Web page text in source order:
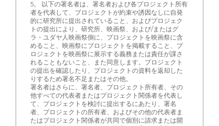
5。 以下の署名者は、署名者および各プロジェクト所有
者を代表して、プロジェクトが約束や誘因なしに自発
的に研究所に提出されていること、およびプロジェク
トの提出により、研究所、映画祭、および/またはグ
ラ・ユダヤ人映画祭側に、プロジェクトを映画祭に含
めること、映画祭にプロジェクトを掲載すること、プ
ロジェクトを映画祭に展示する義務または責任が課さ
れることもないこと、また同意します。プロジェクト
の提出を確認したり、プロジェクトの資料を返却した
りするため署名不足またはその他。
署名者はさらに、署名者、プロジェクト所有者、その
他すべての代表者またはプロジェクト関係者を代表し
て、プロジェクトを検討に提出するにあたり、署名
者、プロジェクトの所有者、およびその他の代表者ま
たはプロジェクト関係者が共同で個別に請求または開